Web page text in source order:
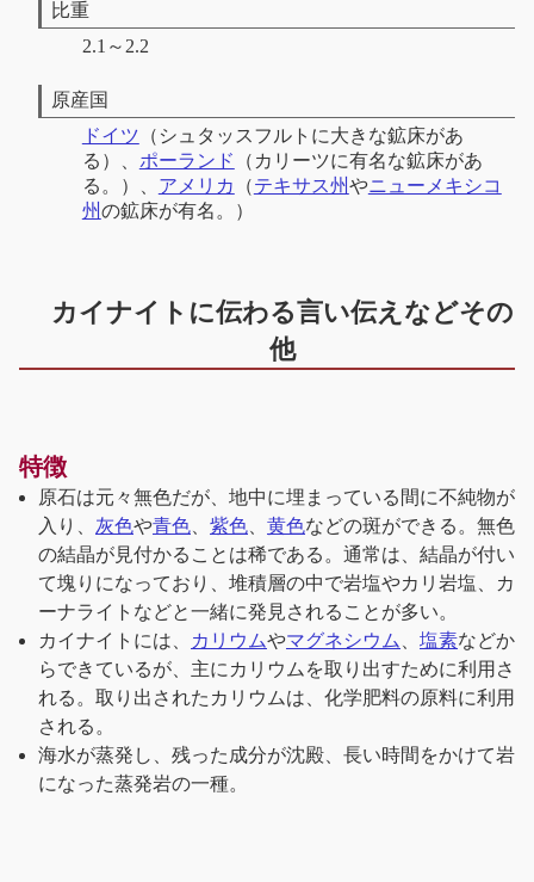
比重
2.1～2.2
原産国
ドイツ （シュタッスフルトに大きな鉱床があ
る）、 ポーランド
（カリーツに有名な鉱床があ
る。）、 アメリカ （テキサス州やニューメキシコ
州の鉱床が有名。）
カイナイトに伝わる言い伝えなどその
他
特徴
原石は元々無色だが、地中に埋まっている間に不純物が
入り、 灰色や青色 紫色 黄色などの斑ができる。無色
の結晶が見付かることは稀である。通常は、結晶が付い
て塊りになっており、堆積層の中で岩塩やカリ岩塩、カ
ーナライトなどと一緒に発見されることが多い。
カイナイトには、
カリウムやマグネシウム 塩素などか
らできているが、主にカリウムを取り出すために利用さ
れる。取り出されたカリウムは、化学肥料の原料に利用
される。
海水が蒸発し、残った成分が沈殿、長い時間をかけて岩
になった蒸発岩の一種。